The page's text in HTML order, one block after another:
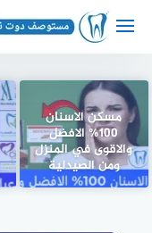
مسكن الاسنان
100% الافضل
والاقوى في المنزل
ومن الصيدلية